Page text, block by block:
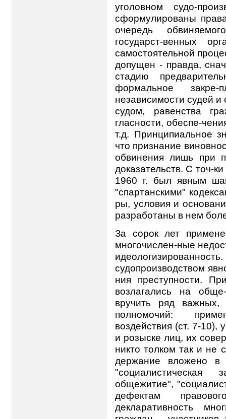
уголовном судо-
сформулированы
очередь
государст-венных
самостоятельной
допущен - правда,
стадию
формальное
независимости судей и
судом, равенства
гласности, обеспе-
т.д. Принципиальное
что признание
обвинения лишь при
доказательств. С точ-
1960 г. был явным
"спартанскими"
ры, условия и
разработаны в нем
За сорок лет
многочислен-ные
судопроизводством
ния преступности.
возлагались на
вручить ряд
полномочий:
воздействия (ст. 7-10),
и розыске лиц, их
никто толком так и не
держание вложено в
"социалистическая
общежитие",
дефектам
декларативность